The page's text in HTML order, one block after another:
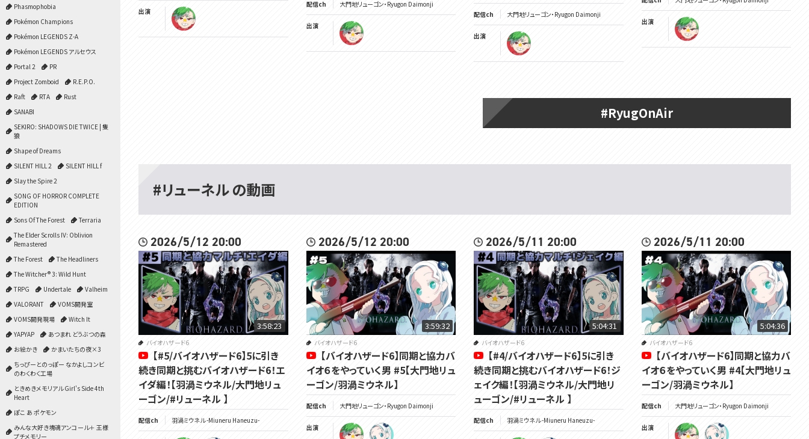
Phasmophobia
Pokémon Champions
Pokémon LEGENDS Z-A
Pokémon LEGENDS アルセウス
Portal 2
PR
Project Zomboid
R.E.P.O.
Raft
RTA
Rust
SANABI
SEKIRO: SHADOWS DIE TWICE | 隻
狼
Shape of Dreams
SILENT HILL 2
SILENT HILL f
Slay the Spire 2
SONG OF HORROR COMPLETE
EDITION
Sons Of The Forest
Terraria
The Elder Scrolls IV: Oblivion
Remastered
The Forest
The Headliners
The Witcher® 3: Wild Hunt
TRPG
Undertale
Valheim
VALORANT
VOMS開発室
VOMS開発現場
Witch It
YAPYAP
あつまれ どうぶつの森
お絵かき
かまいたちの夜×3
ちっぴーとのっぽー なかよしコンビ
のわくわく工場
ときめきメモリアル Girl's Side 4th
Heart
ぽこ あ ポケモン
みんな大好き塊魂アンコール＋ 王様
プチメモリー
出演
配信ch 大門地リューゴン・Ryugon Daimonji
出演
配信ch 大門地リューゴン・Ryugon Daimonji
出演
出演
#RyugOnAir
#リューネル の動画
2026/5/12 20:00
3:58:23
バイオハザード6
【#5/バイオハザード6】5に引き
続き同期と挑むバイオハザード6！エ
イダ編！【羽渦ミウネル/大門地リュ
ーゴン/#リューネル 】
配信ch 羽渦ミウネル -Miuneru Haneuzu-
2026/5/12 20:00
3:59:32
バイオハザード6
【バイオハザード6】同期と協力バ
イオ６をやっていく男 #5【大門地リュ
ーゴン/羽渦ミウネル】
配信ch 大門地リューゴン・Ryugon Daimonji
出演
2026/5/11 20:00
5:04:31
バイオハザード6
【#4/バイオハザード6】5に引き
続き同期と挑むバイオハザード6！ジ
ェイク編！【羽渦ミウネル/大門地リ
ューゴン/#リューネル 】
配信ch 羽渦ミウネル -Miuneru Haneuzu-
2026/5/11 20:00
5:04:36
バイオハザード6
【バイオハザード6】同期と協力バ
イオ６をやっていく男 #4【大門地リュ
ーゴン/羽渦ミウネル】
配信ch 大門地リューゴン・Ryugon Daimonji
出演